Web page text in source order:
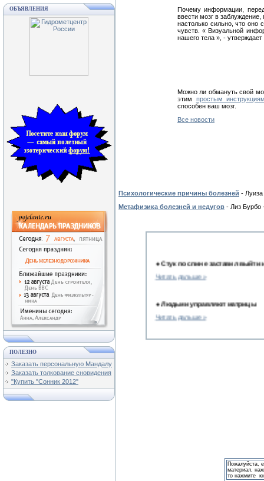
ОБЪЯВЛЕНИЯ
ПОЛЕЗНО
Заказать персональную Мандалу
Заказать толкование сновидения
"Купить "Сонник 2012"
Почему информации,
ввести мозг в заблуждение,
настолько сильно, что оно
чувств. « Визуальной
нашего тела », - утверждает
Можно ли обмануть свой
этим простым
способен ваш мозг.
Все новости
Психологические причины болезней -
Метафизика болезней и недугов - Лиз Бурбо
●Нострадамус предсказал
Ученые раскрыли тайныПожалуйста,
материал,
то нажмите